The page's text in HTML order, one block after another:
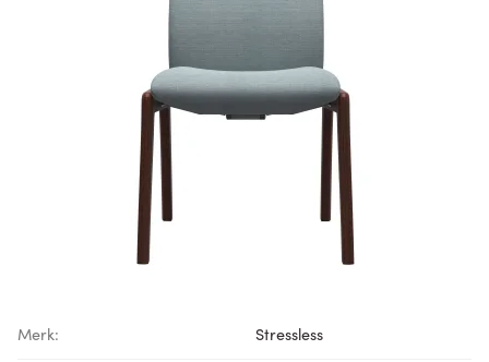
Merk: Stressless